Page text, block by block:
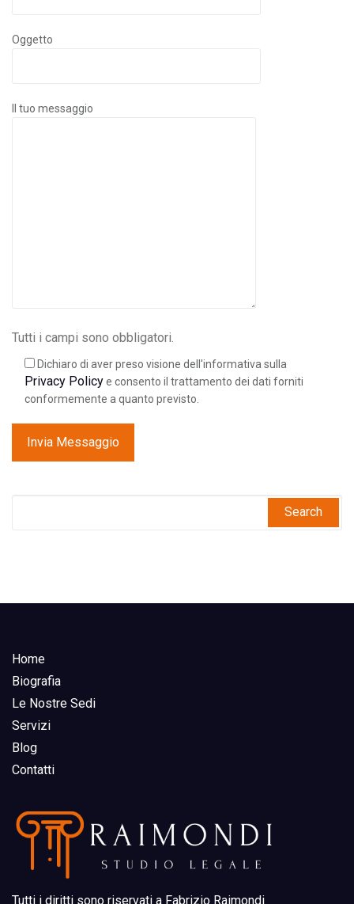
Oggetto
Il tuo messaggio
Tutti i campi sono obbligatori.
Dichiaro di aver preso visione dell'informativa sulla
Privacy Policye consento il trattamento dei dati forniti
conformemente a quanto previsto.
Home
Biografia
Le Nostre Sedi
Servizi
Blog
Contatti
Tutti i diritti sono riservati a Fabrizio Raimondi